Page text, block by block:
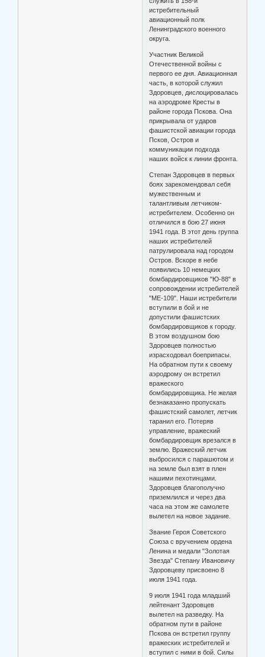
истребительный
авиационный полк
Ленинградского военного
округа.
Участник Великой
Отечественной войны с
первого ее дня. Авиационная
часть, в которой служил
Здоровцев, дислоцировалась
на аэродроме Кресты в
районе города Пскова. Она
прикрывала от ударов
фашистской авиации города
Псков, Остров и
коммуникации подхода
наших войск к линии фронта.
Степан Здоровцев в первых
боях зарекомендовал себя
мужественным и
талантливым летчиком-
истребителем. Особенно он
отличился в бою 27 июня
1941 года. В этот день группа
наших истребителей
патрулировала над городом
Остров. Вскоре в небе
появились 10 немецких
бомбардировщиков "Ю-88" в
сопровождении истребителей
"МЕ-109". Наши истребители
вступили в бой и не
допустили фашистских
бомбардировщиков к городу.
В этом воздушном бою
Здоровцев полностью
израсходовал боеприпасы.
На обратном пути к своему
аэродрому он встретил
вражеского
бомбардировщика. Не желая
безнаказанно пропускать
фашистский самолет, летчик
таранил его. Потеряв
управление, вражеский
бомбардировщик врезался в
землю. Вражеский летчик
выбросился с парашютом и
на земле был взят в плен
нашими пехотинцами.
Здоровцев благополучно
приземлился и через два
часа на этом же самолете
вылетел на новое задание.
Звание Героя Советского
Союза с вручением ордена
Ленина и медали "Золотая
Звезда" Степану Ивановичу
Здоровцеву присвоено 8
июля 1941 года.
9 июля 1941 года младший
лейтенант Здоровцев
вылетел на разведку. На
обратном пути в районе
Пскова он встретил группу
вражеских истребителей и
вступил с ними в бой. Силы